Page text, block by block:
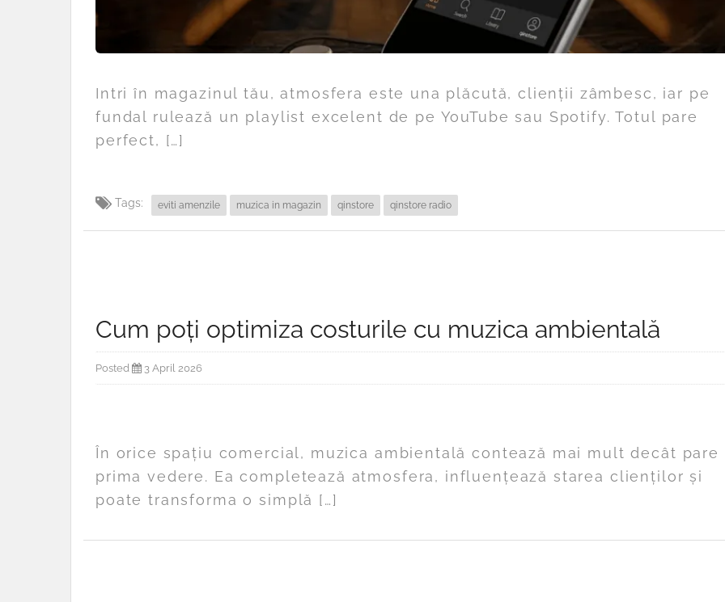
Intri în magazinul tău, atmosfera este una plăcută, clienții zâmbesc, iar pe
fundal rulează un playlist excelent de pe YouTube sau Spotify. Totul pare
perfect, […]
Tags: eviti amenzile muzica in magazin qinstore qinstore radio
Cum poți optimiza costurile cu muzica ambientală
Posted 3 April 2026
În orice spațiu comercial, muzica ambientală contează mai mult decât pare
prima vedere. Ea completează atmosfera, influențează starea clienților și
poate transforma o simplă […]